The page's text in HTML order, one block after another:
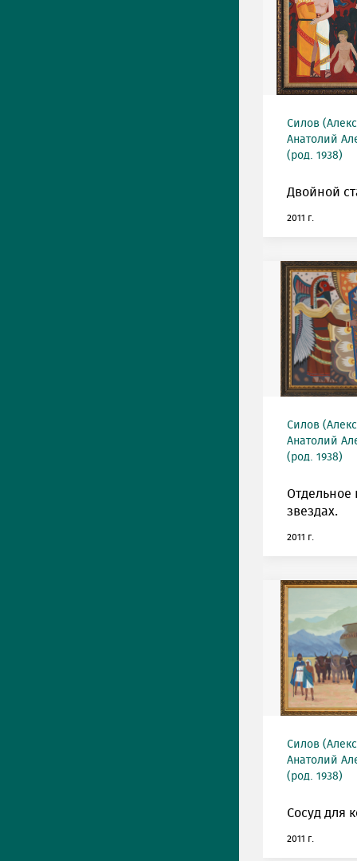
Силов
Анатолий
(род. 1938)
Двойной
2011 г.
Силов
Анатолий
(род. 1938)
Отдельное
звездах.
2011 г.
Силов
Анатолий
(род. 1938)
Сосуд для
2011 г.